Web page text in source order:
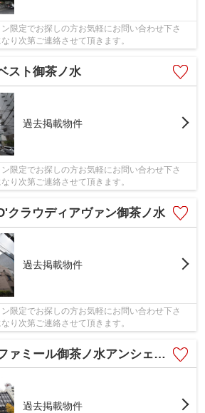
限定でお探しの方お気軽にお問い合わせ下さ
り次第ご連絡させて頂きます。
スト御茶ノ水
過去掲載物件
限定でお探しの方お気軽にお問い合わせ下さ
り次第ご連絡させて頂きます。
クラウディアヴァン御茶ノ水
過去掲載物件
限定でお探しの方お気軽にお問い合わせ下さ
り次第ご連絡させて頂きます。
ァミール御茶ノ水アンシェール
過去掲載物件